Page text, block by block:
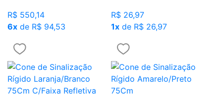
R$ 550,14
6x de R$ 94,53
R$ 26,97
1x de R$ 26,97